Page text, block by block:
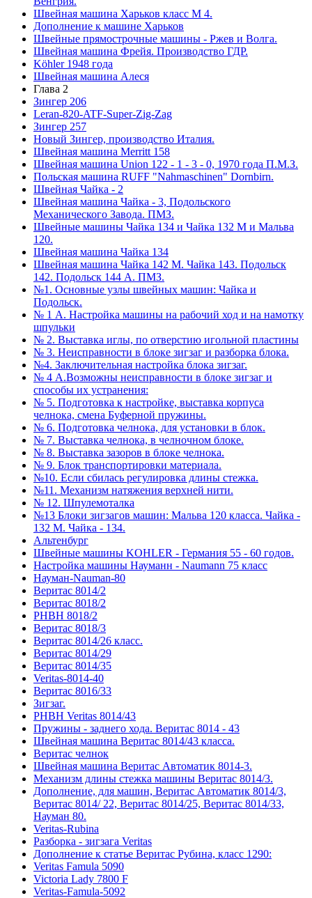
Швейная машина Харьков класс М 4.
Дополнение к машине Харьков
Швейные прямострочные машины - Ржев и Волга.
Швейная машина Фрейя. Производство ГДР.
Köhler 1948 года
Швейная машина Алеся
Глава 2
Зингер 206
Leran-820-ATF-Super-Zig-Zag
Зингер 257
Новый Зингер, производство Италия.
Швейная машина Merritt 158
Швейная машина Union 122 - 1 - 3 - 0, 1970 года П.М.З.
Польская машина RUFF "Nahmaschinen" Dornbirn.
Швейная Чайка - 2
Швейная машина Чайка - 3, Подольского
Механического Завода. ПМЗ.
Швейные машины Чайка 134 и Чайка 132 М и Мальва
120.
Швейная машина Чайка 134
Швейная машина Чайка 142 М. Чайка 143. Подольск
142. Подольск 144 А. ПМЗ.
№1. Основные узлы швейных машин: Чайка и
Подольск.
№ 1 А. Настройка машины на рабочий ход и на намотку
шпульки
№ 2. Выставка иглы, по отверстию игольной пластины
№ 3. Неисправности в блоке зигзаг и разборка блока.
№4. Заключительная настройка блока зигзаг.
№ 4 А.Возможны неисправности в блоке зигзаг и
способы их устранения:
№ 5. Подготовка к настройке, выставка корпуса
челнока, смена Буферной пружины.
№ 6. Подготовка челнока, для установки в блок.
№ 7. Выставка челнока, в челночном блоке.
№ 8. Выставка зазоров в блоке челнока.
№ 9. Блок транспортировки материала.
№10. Если сбилась регулировка длины стежка.
№11. Механизм натяжения верхней нити.
№ 12. Шпулемоталка
№13 Блоки зигзагов машин: Мальва 120 класса. Чайка -
132 М. Чайка - 134.
Альтенбург
Швейные машины KOHLER - Германия 55 - 60 годов.
Настройка машины Науманн - Naumann 75 класс
Науман-Nauman-80
Веритас 8014/2
Веритас 8018/2
РНВН 8018/2
Веритас 8018/3
Веритас 8014/26 класс.
Веритас 8014/29
Веритас 8014/35
Veritas-8014-40
Веритас 8016/33
Зигзаг.
РНВН Veritas 8014/43
Пружины - заднего хода. Веритас 8014 - 43
Швейная машина Веритас 8014/43 класса.
Веритас челнок
Швейная машина Веритас Автоматик 8014-3.
Механизм длины стежка машины Веритас 8014/3.
Дополнение, для машин, Веритас Автоматик 8014/3,
Веритас 8014/ 22, Веритас 8014/25, Веритас 8014/33,
Науман 80.
Veritas-Rubina
Разборка - зигзага Veritas
Дополнение к статье Веритас Рубина, класс 1290:
Veritas Famula 5090
Victoria Lady 7800 F
Veritas-Famula-5092